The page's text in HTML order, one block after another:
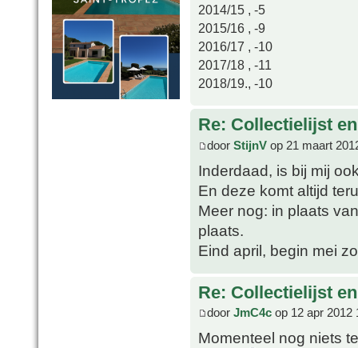
2014/15 , -5
2015/16 , -9
2016/17 , -10
2017/18 , -11
2018/19., -10
Re: Collectielijst
door StijnV op 21 maart
Inderdaad, is bij mij
En deze komt altijd
Meer nog: in plaats
plaats.
Eind april, begin mei
Re: Collectielijst
door JmC4c op 12 apr 2012
Momenteel nog niets